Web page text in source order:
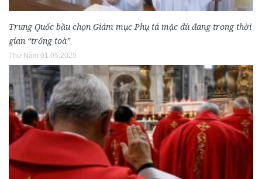
Trung Quốc bầu chọn Giám mục Phụ tá mặc dù đang trong thời
gian “trống toà”
Thứ Năm 01.05.2025